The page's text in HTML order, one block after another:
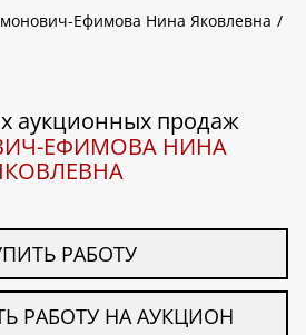
Ефимова Нина Яковлевна
аукционных продаж
ЕФИМОВА НИНА
РАБОТУ
РАБОТУ НА АУКЦИОН